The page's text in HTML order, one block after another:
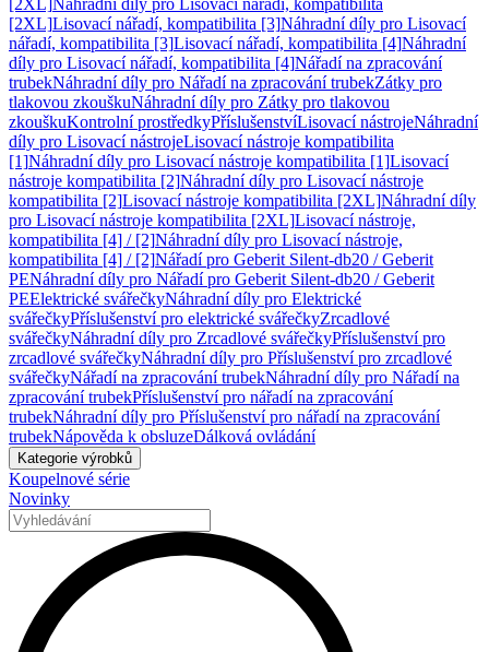
[2XL]Náhradní díly pro Lisovací nářadí, kompatibilita
[2XL]Lisovací nářadí, kompatibilita [3]Náhradní díly pro Lisovací
nářadí, kompatibilita [3]Lisovací nářadí, kompatibilita [4]Náhradní
díly pro Lisovací nářadí, kompatibilita [4]Nářadí na zpracování
trubekNáhradní díly pro Nářadí na zpracování trubekZátky pro
tlakovou zkouškuNáhradní díly pro Zátky pro tlakovou
zkouškuKontrolní prostředkyPříslušenstvíLisovací nástrojeNáhradní
díly pro Lisovací nástrojeLisovací nástroje kompatibilita
[1]Náhradní díly pro Lisovací nástroje kompatibilita [1]Lisovací
nástroje kompatibilita [2]Náhradní díly pro Lisovací nástroje
kompatibilita [2]Lisovací nástroje kompatibilita [2XL]Náhradní díly
pro Lisovací nástroje kompatibilita [2XL]Lisovací nástroje,
kompatibilita [4] / [2]Náhradní díly pro Lisovací nástroje,
kompatibilita [4] / [2]Nářadí pro Geberit Silent-db20 / Geberit
PENáhradní díly pro Nářadí pro Geberit Silent-db20 / Geberit
PEElektrické svářečkyNáhradní díly pro Elektrické
svářečkyPříslušenství pro elektrické svářečkyZrcadlové
svářečkyNáhradní díly pro Zrcadlové svářečkyPříslušenství pro
zrcadlové svářečkyNáhradní díly pro Příslušenství pro zrcadlové
svářečkyNářadí na zpracování trubekNáhradní díly pro Nářadí na
zpracování trubekPříslušenství pro nářadí na zpracování
trubekNáhradní díly pro Příslušenství pro nářadí na zpracování
trubekNápověda k obsluzeDálková ovládání
Kategorie výrobků
Koupelnové série
Novinky